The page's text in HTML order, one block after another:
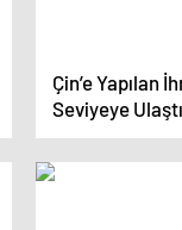
Çin’e Yapılan
Seviyeye Ulaştı